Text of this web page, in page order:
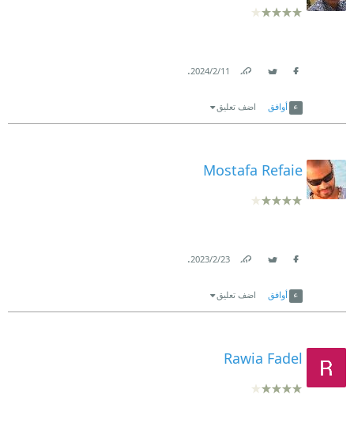
11‏/2‏/2024
.
أوافق اضف تعليق
Mostafa Refaie
23‏/2‏/2023
.
أوافق اضف تعليق
Rawia Fadel